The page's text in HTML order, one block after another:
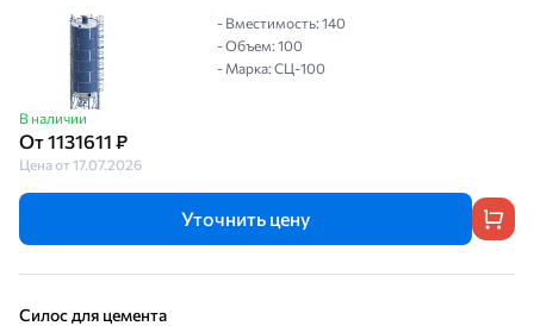
В наличии
От 1131611 ₽
Цена от 17.07.2026
- Вместимость: 140
- Объем: 100
- Марка: СЦ-100
Уточнить цену
Силос для цемента